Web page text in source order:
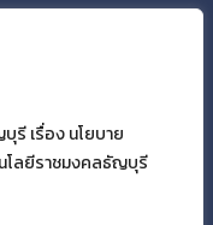
รี เรื่อง นโยบาย
โลยีราชมงคลธัญบุรี